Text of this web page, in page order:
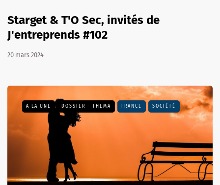
Starget & T'O Sec, invités de
J'entreprends #102
20 mars 2024
A LA UNE DOSSIER - THEMA FRANCE SOCIÉTÉ